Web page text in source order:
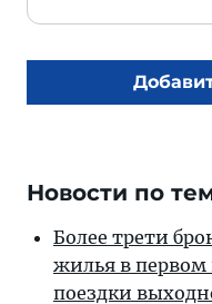
Новости по
Более трети
жилья в первом
поездки